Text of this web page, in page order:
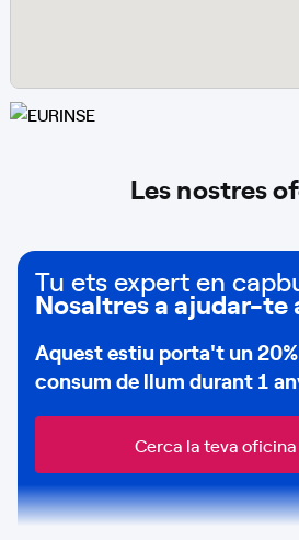
Les nostres
Tu ets expert en
Nosaltres a ajudar-te
Aquest estiu porta't un
consum dellum durant 1
Cerca la teva oficina